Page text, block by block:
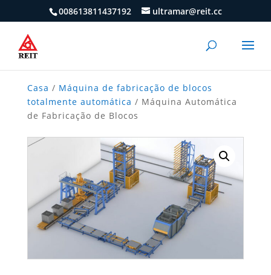
008613811437192 ultramar@reit.cc
Casa / Máquina de fabricação de blocos
totalmente automática / Máquina Automática
de Fabricação de Blocos